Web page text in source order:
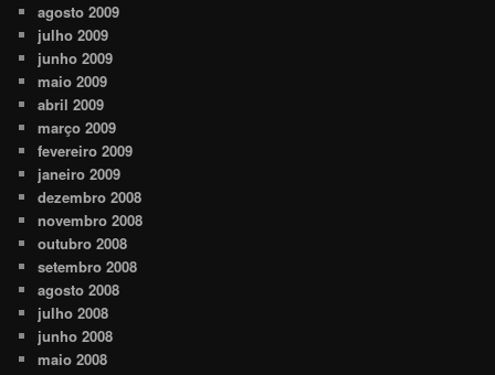
agosto 2009
julho 2009
junho 2009
maio 2009
abril 2009
março 2009
fevereiro 2009
janeiro 2009
dezembro 2008
novembro 2008
outubro 2008
setembro 2008
agosto 2008
julho 2008
junho 2008
maio 2008